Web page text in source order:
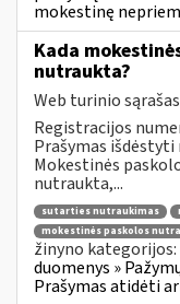
mokestinę
Kada
nutraukta?
Web turinio sąrašas
Registracijos
Prašymas išdėstyti
Mokestinės
nutraukta,...
sutarties nutraukimas
mokestinės paskolos
žinyno kategorijos:
duomenys »
Prašymas atidėti